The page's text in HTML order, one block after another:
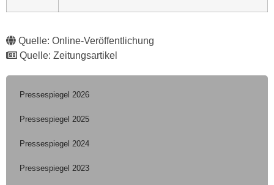
Quelle: Online-Veröffentlichung
Quelle: Zeitungsartikel
Pressespiegel 2026
Pressespiegel 2025
Pressespiegel 2024
Pressespiegel 2023